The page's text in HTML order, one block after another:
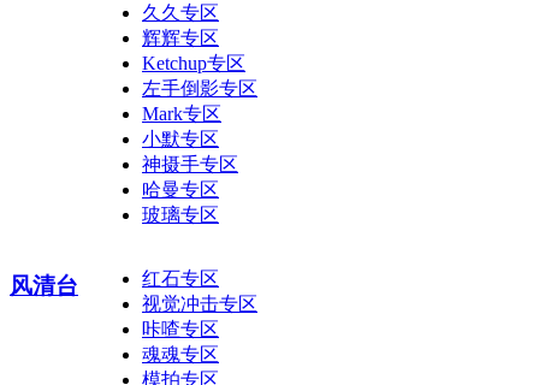
久久专区
辉辉专区
Ketchup专区
左手倒影专区
Mark专区
小默专区
神摄手专区
哈曼专区
玻璃专区
风清台
红石专区
视觉冲击专区
咔喳专区
魂魂专区
模拍专区